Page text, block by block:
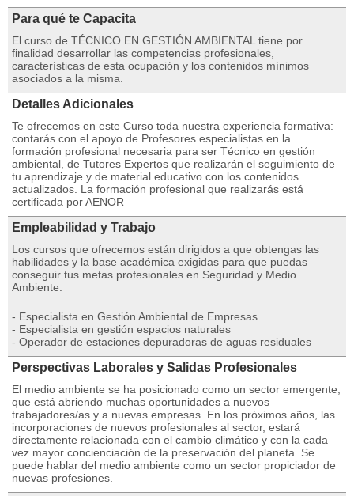
Para qué te Capacita
El curso de TÉCNICO EN GESTIÓN AMBIENTAL tiene por
finalidad desarrollar las competencias profesionales,
características de esta ocupación y los contenidos mínimos
asociados a la misma.
Detalles Adicionales
Te ofrecemos en este Curso toda nuestra experiencia formativa:
contarás con el apoyo de Profesores especialistas en la
formación profesional necesaria para ser Técnico en gestión
ambiental, de Tutores Expertos que realizarán el seguimiento de
tu aprendizaje y de material educativo con los contenidos
actualizados. La formación profesional que realizarás está
certificada por AENOR
Empleabilidad y Trabajo
Los cursos que ofrecemos están dirigidos a que obtengas las
habilidades y la base académica exigidas para que puedas
conseguir tus metas profesionales en Seguridad y Medio
Ambiente:
- Especialista en Gestión Ambiental de Empresas
- Especialista en gestión espacios naturales
- Operador de estaciones depuradoras de aguas residuales
Perspectivas Laborales y Salidas Profesionales
El medio ambiente se ha posicionado como un sector emergente,
que está abriendo muchas oportunidades a nuevos
trabajadores/as y a nuevas empresas. En los próximos años, las
incorporaciones de nuevos profesionales al sector, estará
directamente relacionada con el cambio climático y con la cada
vez mayor concienciación de la preservación del planeta. Se
puede hablar del medio ambiente como un sector propiciador de
nuevas profesiones.